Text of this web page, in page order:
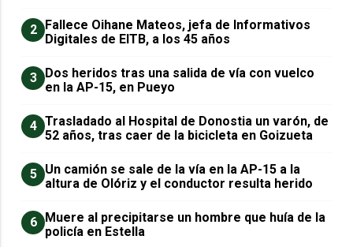
2
Fallece Oihane Mateos, jefa de Informativos
Digitales de EITB, a los 45 años
3
Dos heridos tras una salida de vía con vuelco
en la AP-15, en Pueyo
4 Trasladado al Hospital de Donostia un varón, de
52 años, tras caer de la bicicleta en Goizueta
5 Un camión se sale de la vía en la AP-15 a la
altura de Olóriz y el conductor resulta herido
6
Muere al precipitarse un hombre que huía de la
policía en Estella